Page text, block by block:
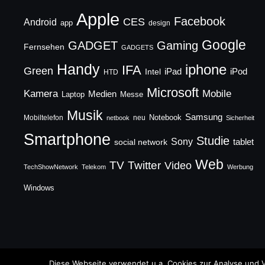
Android app Apple CES design Facebook
Fernsehen GADGET GADGETS Gaming Google
Green Handy HTD IFA Intel iPad iphone iPod
Kamera Laptop Medien Messe Microsoft Mobile
Mobiltelefon Musik netbook neu Notebook Samsung Sicherheit
Smartphone social network Sony Studie tablet
TechShowNetwork Telekom TV Twitter Video Web Werbung
Windows
Copyright © 2026 TechFieber Blog